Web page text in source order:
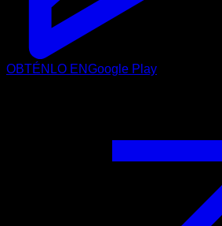
OBTÉNLO ENGoogle Play